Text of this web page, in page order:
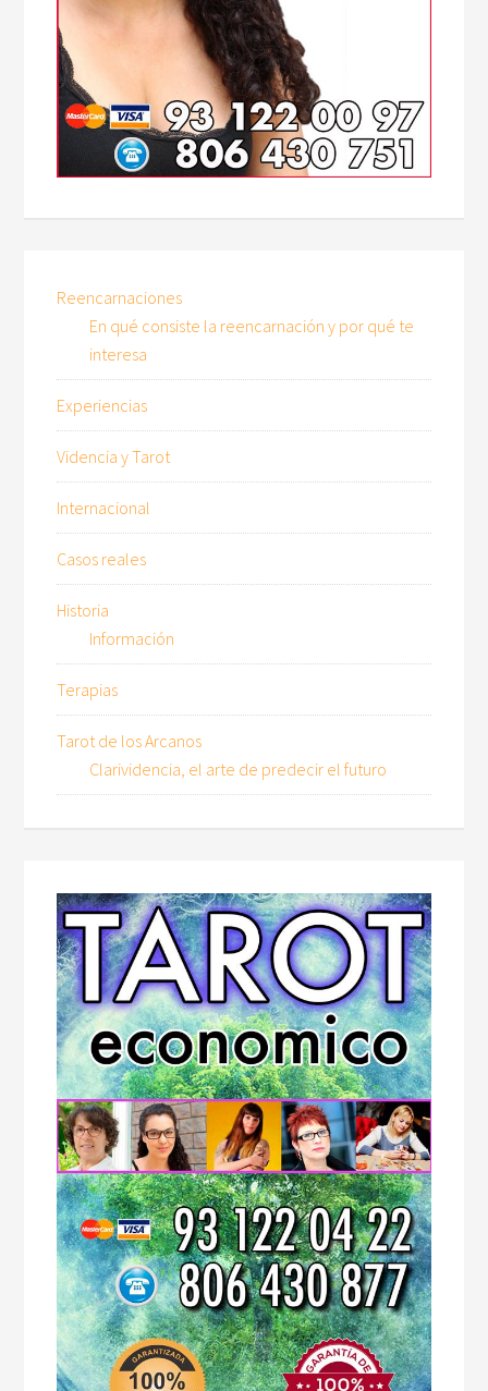
Reencarnaciones
En qué consiste la reencarnación y por qué te
interesa
Experiencias
Videncia y Tarot
Internacional
Casos reales
Historia
Información
Terapias
Tarot de los Arcanos
Clarividencia, el arte de predecir el futuro